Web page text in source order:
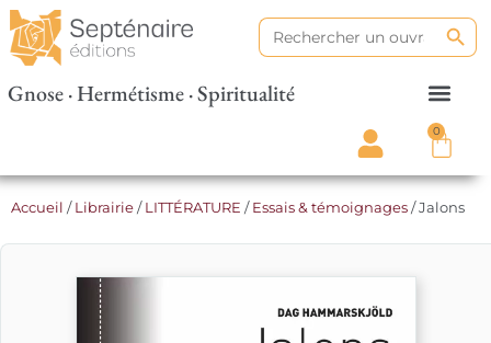
Search
for:
Gnose · Hermétisme · Spiritualité
0
Accueil /Librairie/LITTÉRATURE /Essais & témoignages/ Jalons